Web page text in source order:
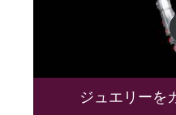
ジュエリーを